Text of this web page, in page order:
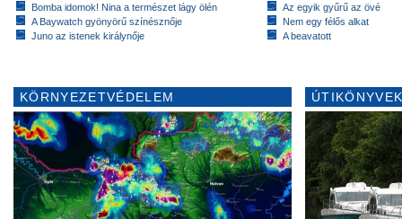
Bomba idomok! Nina a természet lágy ölén
A Baywatch gyönyörű színésznője
Juno az istenek királynője
Az egyik gyűrű az övé
Nem egy félős alkat
A beavatott
KÖRNYEZETVÉDELEM